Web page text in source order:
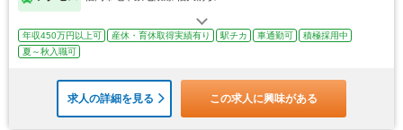
年収450万円以上可 産休・育休取得実績有り 駅チカ 車通勤可
積極採用中
夏～秋入職可
求人の詳細を見る この求人に興味がある